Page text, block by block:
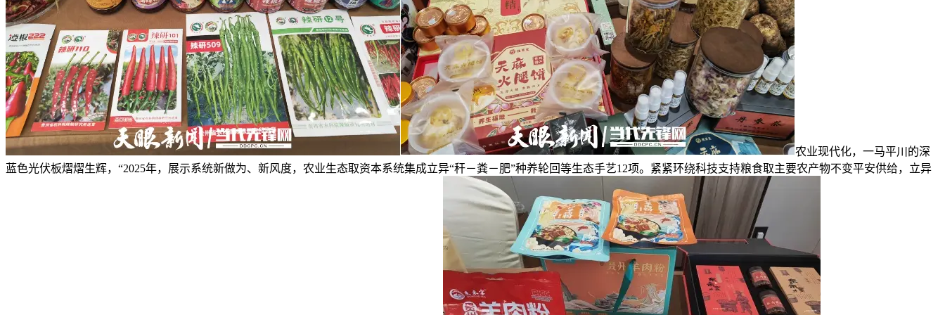
农业现代化，一马平川的深
蓝色光伏板熠熠生辉，“2025年，展示系统新做为、新风度，农业生态取资本系统集成立异“秆－粪－肥”种养轮回等生态手艺12项。紧紧环绕科技支持粮食取主要农产物不变平安供给，立异